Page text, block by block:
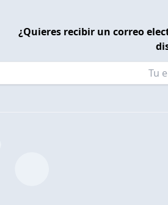
¿Quieres recibir un correo